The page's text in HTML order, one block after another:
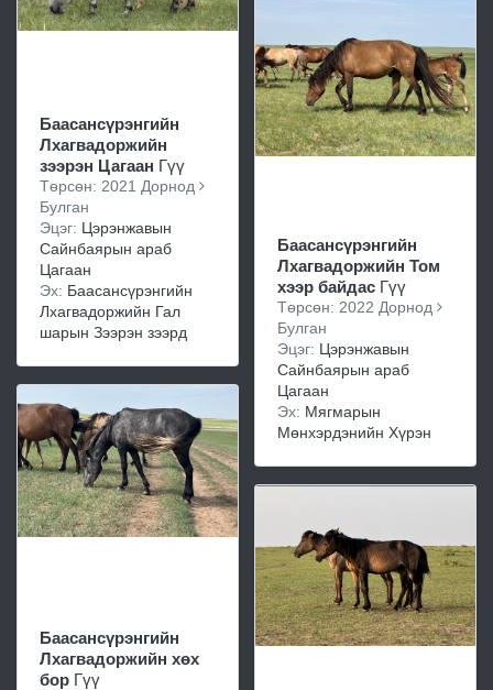
Баасансүрэнгийн
Лхагвадоржийн
зээрэн Цагаан Гүү
Төрсөн: 2021 Дорнод
Булган
Эцэг: Цэрэнжавын
Сайнбаярын араб
Цагаан
Эх: Баасансүрэнгийн
Лхагвадоржийн Гал
шарын Зээрэн зээрд
Баасансүрэнгийн
Лхагвадоржийн хөх
бор Гүү
Баасансүрэнгийн
Лхагвадоржийн Том
хээр байдас Гүү
Төрсөн: 2022 Дорнод
Булган
Эцэг: Цэрэнжавын
Сайнбаярын араб
Цагаан
Эх: Мягмарын
Мөнхэрдэнийн Хүрэн